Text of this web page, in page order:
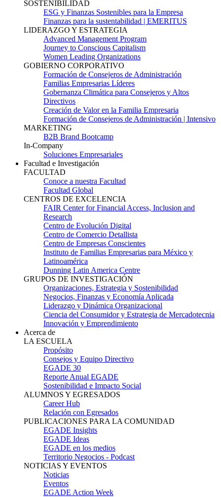
SOSTENIBILIDAD
ESG y Finanzas Sostenibles para la Empresa
Finanzas para la sustentabilidad | EMERITUS
LIDERAZGO Y ESTRATEGIA
Advanced Management Program
Journey to Conscious Capitalism
Women Leading Organizations
GOBIERNO CORPORATIVO
Formación de Consejeros de Administración
Familias Empresarias Líderes
Gobernanza Climática para Consejeros y Altos
Directivos
Creación de Valor en la Familia Empresaria
Formación de Consejeros de Administración | Intensivo
MARKETING
B2B Brand Bootcamp
In-Company
Soluciones Empresariales
Facultad e Investigación
FACULTAD
Conoce a nuestra Facultad
Facultad Global
CENTROS DE EXCELENCIA
FAIR Center for Financial Access, Inclusion and
Research
Centro de Evolución Digital
Centro de Comercio Detallista
Centro de Empresas Conscientes
Instituto de Familias Empresarias para México y
Latinoamérica
Dunning Latin America Centre
GRUPOS DE INVESTIGACIÓN
Organizaciones, Estrategia y Sostenibilidad
Negocios, Finanzas y Economía Aplicada
Liderazgo y Dinámica Organizacional
Ciencia del Consumidor y Estrategia de Mercadotecnia
Innovación y Emprendimiento
Acerca de
LA ESCUELA
Propósito
Consejos y Equipo Directivo
EGADE 30
Reporte Anual EGADE
Sostenibilidad e Impacto Social
ALUMNOS Y EGRESADOS
Career Hub
Relación con Egresados
PUBLICACIONES PARA LA COMUNIDAD
EGADE Insights
EGADE Ideas
EGADE en los medios
Territorio Negocios - Podcast
NOTICIAS Y EVENTOS
Noticias
Eventos
EGADE Action Week